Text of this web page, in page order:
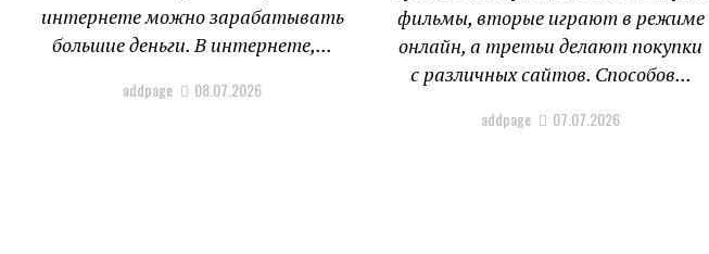
интернете можно зарабатывать
большие деньги. В интернете,...
addpage 08.07.2026
фильмы, вторые играют в режиме
онлайн, а третьи делают покупки
с различных сайтов. Способов...
addpage 07.07.2026